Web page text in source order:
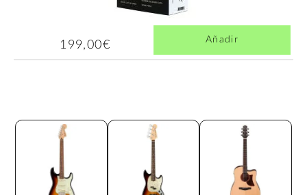
199,00€ Añadir